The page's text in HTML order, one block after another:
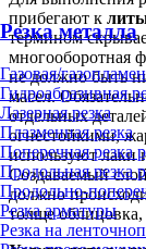
Резка металла
Газовая/
Гидроабразивная
Лазерная резка
Плазменная резка
Поперечная резка
Продольная резка
Продольно-
Резка арматуры
Резка на
прибегают к
термином
многооборотная
не должно быть
масел.
отдельных
огнестойкими,
используют лаки
Создаваемый
должно
толще